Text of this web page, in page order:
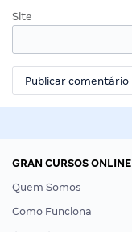
Site
GRAN CURSOS ONLINE
Quem Somos
Como Funciona